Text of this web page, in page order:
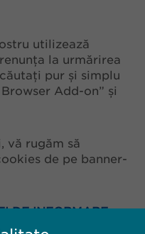
utilizează
la urmărirea
pur și simplu
Add-on” și
vă rugăm să
de pe banner-
DE INFORMARE
CU